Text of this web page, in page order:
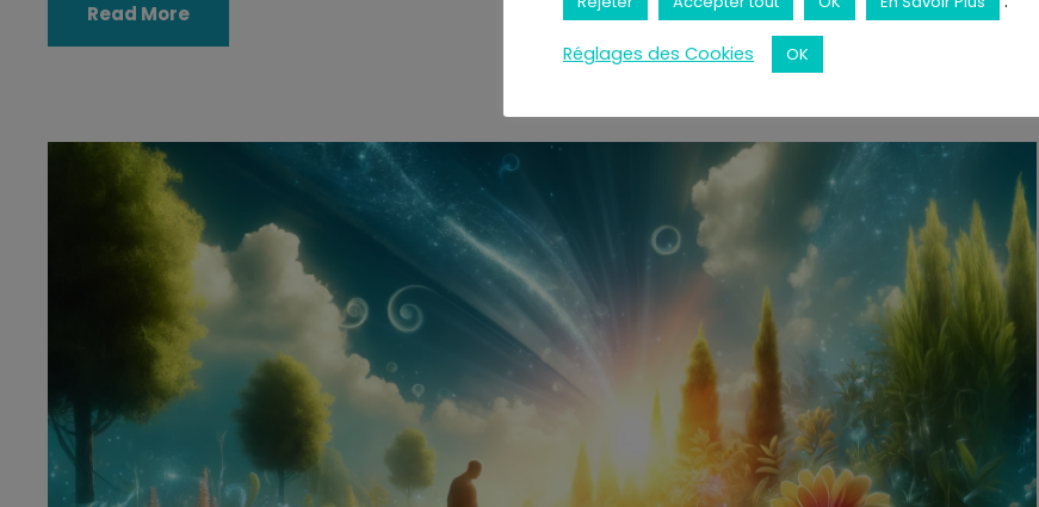
Read More
Réglages des Cookies OK